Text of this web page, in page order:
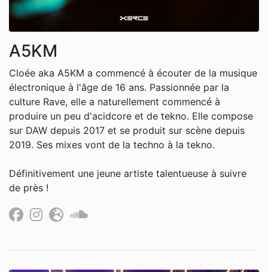
A5KM
Cloée aka A5KM a commencé à écouter de la musique
électronique à l'âge de 16 ans. Passionnée par la
culture Rave, elle a naturellement commencé à
produire un peu d'acidcore et de tekno. Elle compose
sur DAW depuis 2017 et se produit sur scène depuis
2019. Ses mixes vont de la techno à la tekno.
Définitivement une jeune artiste talentueuse à suivre
de près !